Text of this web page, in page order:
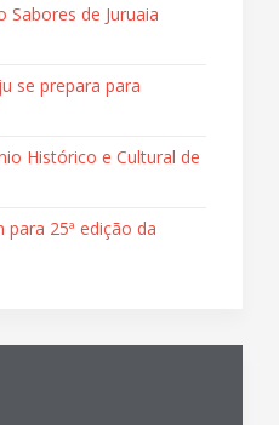
Sabores de Juruaia
se prepara para
Histórico e Cultural de
25ª edição da